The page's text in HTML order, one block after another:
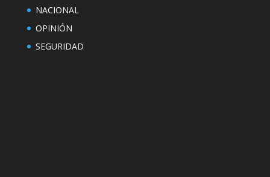
NACIONAL
OPINIÓN
SEGURIDAD